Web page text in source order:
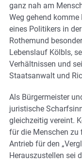
ganz nah am
Weg gehend
eines Politikers in
Rothemund
Lebenslauf Kölbls,
Verhältnissen und
Staatsanwalt und
Als Bürgermeister
juristische
gleichzeitig vereint.
für die Menschen zu
Antrieb für den
Herauszustellen sei